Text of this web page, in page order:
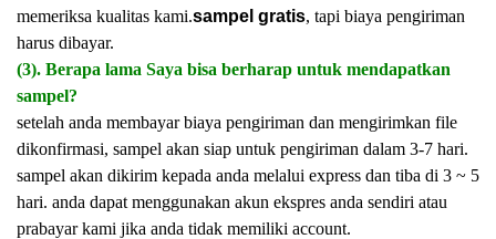
memeriksa kualitas kami.sampel gratis, tapi biaya pengiriman
harus dibayar.
(3). Berapa lama Saya bisa berharap untuk mendapatkan
sampel?
setelah anda membayar biaya pengiriman dan mengirimkan file
dikonfirmasi, sampel akan siap untuk pengiriman dalam 3-7 hari.
sampel akan dikirim kepada anda melalui express dan tiba di 3 ~ 5
hari. anda dapat menggunakan akun ekspres anda sendiri atau
prabayar kami jika anda tidak memiliki account.